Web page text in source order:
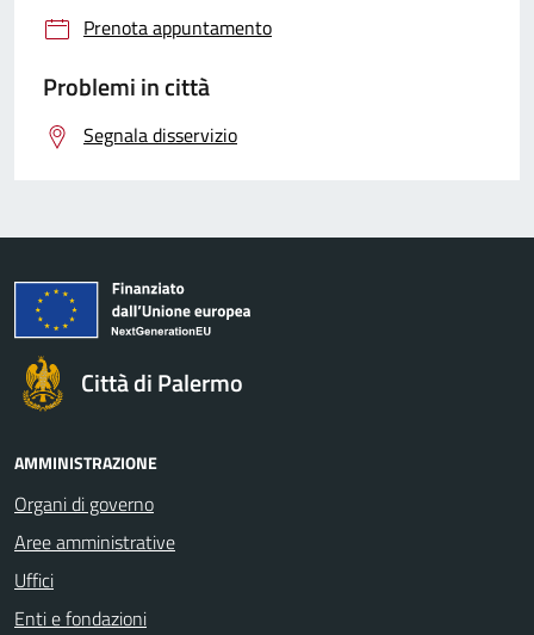
Prenota appuntamento
Problemi in città
Segnala disservizio
Città di Palermo
AMMINISTRAZIONE
Organi di governo
Aree amministrative
Uffici
Enti e fondazioni